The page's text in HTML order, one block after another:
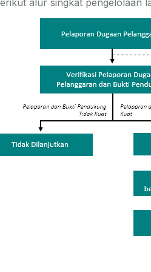
alur singkat pengelolaan